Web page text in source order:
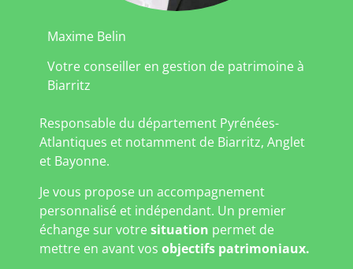
Maxime Belin
Votre conseiller en gestion de patrimoine à
Biarritz
Responsable du département Pyrénées-
Atlantiques et notamment de Biarritz, Anglet
et Bayonne.
Je vous propose un accompagnement
personnalisé et indépendant. Un premier
échange sur votresituation permet de
mettre en avant vos objectifs patrimoniaux.